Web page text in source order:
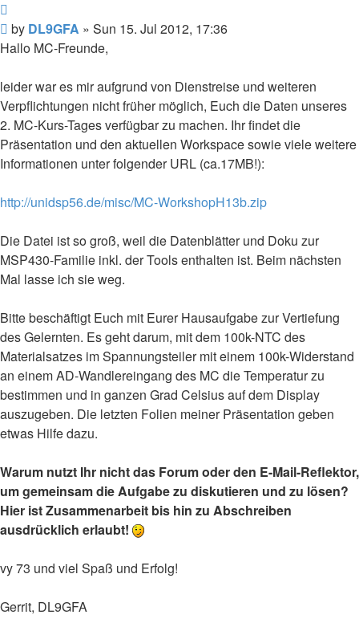
Post
by DL9GFA » Sun 15. Jul 2012, 17:36
Hallo MC-Freunde,
leider war es mir aufgrund von Dienstreise und weiteren
Verpflichtungen nicht früher möglich, Euch die Daten unseres
2. MC-Kurs-Tages verfügbar zu machen. Ihr findet die
Präsentation und den aktuellen Workspace sowie viele weitere
Informationen unter folgender URL (ca.17MB!):
http://unidsp56.de/misc/MC-WorkshopH13b.zip
Die Datei ist so groß, weil die Datenblätter und Doku zur
MSP430-Familie inkl. der Tools enthalten ist. Beim nächsten
Mal lasse ich sie weg.
Bitte beschäftigt Euch mit Eurer Hausaufgabe zur Vertiefung
des Gelernten. Es geht darum, mit dem 100k-NTC des
Materialsatzes im Spannungsteiler mit einem 100k-Widerstand
an einem AD-Wandlereingang des MC die Temperatur zu
bestimmen und in ganzen Grad Celsius auf dem Display
auszugeben. Die letzten Folien meiner Präsentation geben
etwas Hilfe dazu.
Warum nutzt Ihr nicht das Forum oder den E-Mail-Reflektor,
um gemeinsam die Aufgabe zu diskutieren und zu lösen?
Hier ist Zusammenarbeit bis hin zu Abschreiben
ausdrücklich erlaubt!
vy 73 und viel Spaß und Erfolg!
Gerrit, DL9GFA